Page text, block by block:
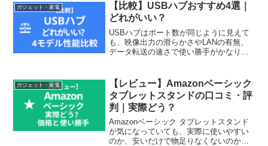
ガジェット・家電
【比較】USBハブおすすめ4選｜
どれがいい？
USBハブはポート数が同じように見えて
も、映像出力の滑らかさやLANの有無、
データ転送の速さで使い勝手がかなり変
です。この記事では、USBハブの中でも
比較されやすいAn...
ガジェット・家電
【レビュー】Amazonベーシック
タブレットスタンドの口コミ・評
判｜実際どう？
Amazonベーシック タブレットスタンド
が気になっていても、実際に使いやすい
のか、安いだけで物足りなくないのか、